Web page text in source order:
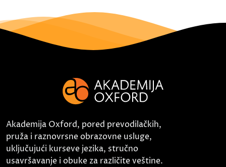
Akademija Oxford, pored prevodilačkih,
pruža i raznovrsne obrazovne usluge,
uključujući kurseve jezika, stručno
usavršavanje i obuke za različite veštine.